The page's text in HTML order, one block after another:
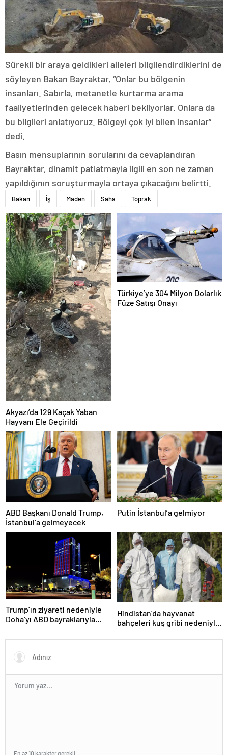
Sürekli bir araya geldikleri aileleri bilgilendirdiklerini de
söyleyen Bakan Bayraktar, “Onlar bu bölgenin
insanları. Sabırla, metanetle kurtarma arama
faaliyetlerinden gelecek haberi bekliyorlar. Onlara da
bu bilgileri anlatıyoruz. Bölgeyi çok iyi bilen insanlar”
dedi.
Basın mensuplarının sorularını da cevaplandıran
Bayraktar, dinamit patlatmayla ilgili en son ne zaman
yapıldığının soruşturmayla ortaya çıkacağını belirtti.
Bakan İş Maden Saha Toprak
Akyazı’da 129 Kaçak Yaban
Hayvanı Ele Geçirildi
Türkiye’ye 304 Milyon Dolarlık
Füze Satışı Onayı
ABD Başkanı Donald Trump,
İstanbul’a gelmeyecek
Putin İstanbul’a gelmiyor
Trump’ın ziyareti nedeniyle
Doha’yı ABD bayraklarıyla
Hindistan’da hayvanat
bahçeleri kuş gribi nedeniyle
En az 10 karakter gerekli